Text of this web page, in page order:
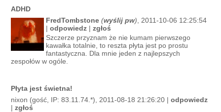
ADHD
FredTombstone (wyślij pw) , 2011-10-06 12:25:54
| odpowiedz| zgłoś
Szczerze przyznam że nie kumam pierwszego
kawałka totalnie, to reszta płyta jest po prostu
fantastyczna. Dla mnie jeden z najlepszych
zespołów w ogóle.
Płyta jest świetna!
nixon (gość, IP: 83.11.74.*), 2011-08-18 21:26:20 |odpowiedz
|zgłoś